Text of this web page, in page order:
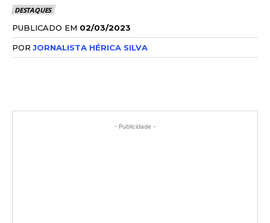
DESTAQUES
PUBLICADO EM 02/03/2023
POR JORNALISTA HÉRICA SILVA
- Publicidade -